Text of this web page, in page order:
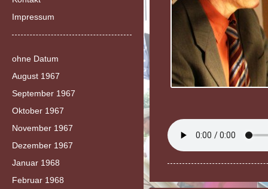
Impressum
ohne Datum
August 1967
September 1967
Oktober 1967
November 1967
Dezember 1967
Januar 1968
Februar 1968